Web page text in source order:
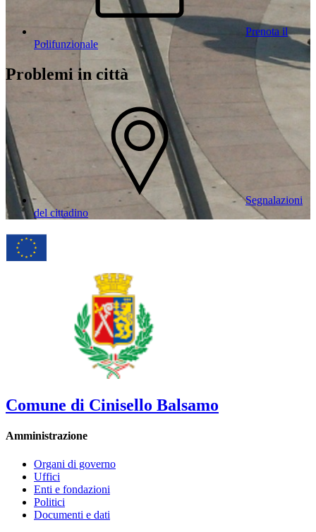
Prenota il
Polifunzionale
Problemi in città
Segnalazioni
del cittadino
Comune di Cinisello Balsamo
Amministrazione
Organi di governo
Uffici
Enti e fondazioni
Politici
Documenti e dati